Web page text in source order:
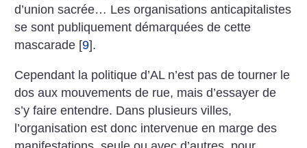
d’union sacrée… Les organisations anticapitalistes
se sont publiquement démarquées de cette
mascarade [9].
Cependant la politique d’AL n’est pas de tourner le
dos aux mouvements de rue, mais d’essayer de
s’y faire entendre. Dans plusieurs villes,
l’organisation est donc intervenue en marge des